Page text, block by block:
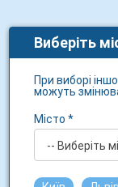
Виберіть
При виборі
можуть
Місто *
-- Виберіть